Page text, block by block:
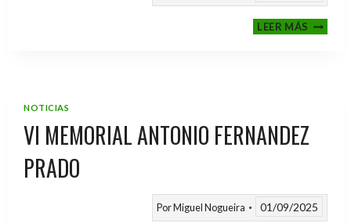
LEER MÁSIII
NOTICIAS
VI MEMORIAL ANTONIO FERNANDEZ
PRADO
PorMiguel Nogueira 01/09/2025